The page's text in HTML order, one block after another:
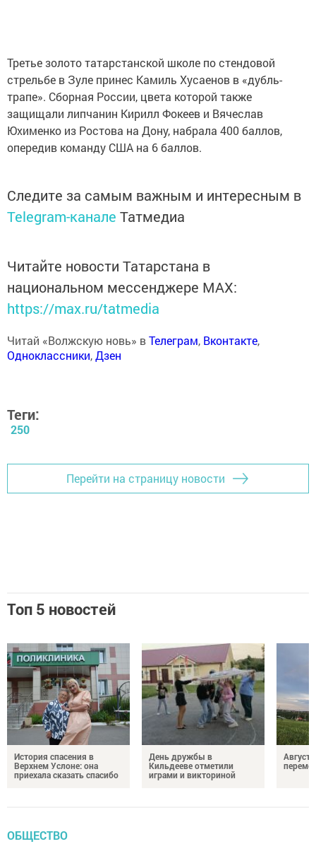
Третье золото татарстанской школе по стендовой
стрельбе в Зуле принес Камиль Хусаенов в «дубль-
трапе». Сборная России, цвета которой также
защищали липчанин Кирилл Фокеев и Вячеслав
Юхименко из Ростова на Дону, набрала 400 баллов,
опередив команду США на 6 баллов.
Следите за самым важным и интересным в
Telegram-канале Татмедиа
Читайте новости Татарстана в
национальном мессенджере MАХ:
https://max.ru/tatmedia
Читай «Волжскую новь» вТелеграм, Вконтакте,
Одноклассники,Дзен
Теги:
250
Перейти на страницу новости
Топ 5 новостей
История спасения в
Верхнем Услоне: она
приехала сказать спасибо
День дружбы в
Кильдееве отметили
играми и викториной
Август
ОБЩЕСТВО